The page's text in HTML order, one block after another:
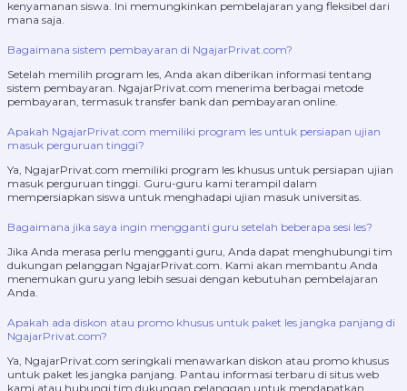
kenyamanan siswa. Ini memungkinkan pembelajaran yang fleksibel dari
mana saja.
Bagaimana sistem pembayaran di NgajarPrivat.com?
Setelah memilih program les, Anda akan diberikan informasi tentang
sistem pembayaran. NgajarPrivat.com menerima berbagai metode
pembayaran, termasuk transfer bank dan pembayaran online.
Apakah NgajarPrivat.com memiliki program les untuk persiapan ujian
masuk perguruan tinggi?
Ya, NgajarPrivat.com memiliki program les khusus untuk persiapan ujian
masuk perguruan tinggi. Guru-guru kami terampil dalam
mempersiapkan siswa untuk menghadapi ujian masuk universitas.
Bagaimana jika saya ingin mengganti guru setelah beberapa sesi les?
Jika Anda merasa perlu mengganti guru, Anda dapat menghubungi tim
dukungan pelanggan NgajarPrivat.com. Kami akan membantu Anda
menemukan guru yang lebih sesuai dengan kebutuhan pembelajaran
Anda.
Apakah ada diskon atau promo khusus untuk paket les jangka panjang di
NgajarPrivat.com?
Ya, NgajarPrivat.com seringkali menawarkan diskon atau promo khusus
untuk paket les jangka panjang. Pantau informasi terbaru di situs web
kami atau hubungi tim dukungan pelanggan untuk mendapatkan